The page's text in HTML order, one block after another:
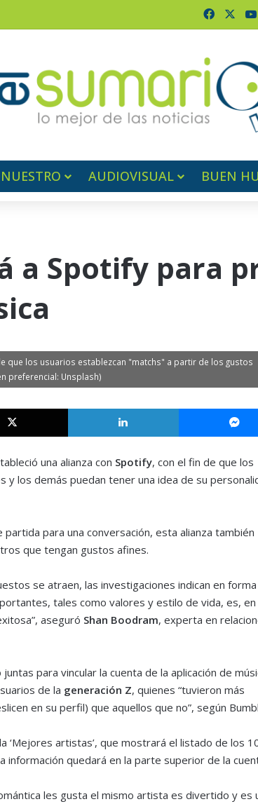
Facebook
AUDIOVISUAL BUEN
a Spotify para
que los usuarios establezcan "matchs" a partir de los gustos
preferencial: Unsplash)
X LinkedIn
una alianza con Spotify, con el fin de que los
los demás puedan tener una idea de su
para una conversación, esta alianza también
que tengan gustos afines.
se atraen, las investigaciones indican en forma
tales como valores y estilo de vida, es, en
aseguró Shan Boodram, experta en
para vincular la cuenta de la aplicación de
de la generación Z, quienes “tuvieron más
en su perfil) que aquellos que no”, según
‘Mejores artistas’, que mostrará el listado de los
quedará en la parte superior de la
les gusta el mismo artista es divertido y es